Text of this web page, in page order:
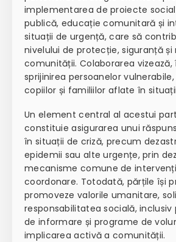
implementarea deproiecte
publică, educație comunitară și
situații de urgență, care să
nivelului de protecție, siguranță și
comunității. Colaborarea
sprijinirea persoanelor
copiilor și familiilor aflate în
Un element central al acestui
constituieasigurarea unui
în situații de criză, precum
epidemii sau alte urgențe, prin
mecanisme comune de
coordonare. Totodată, părțile își
promovezevalorile umanitare,
responsabilitatea socială, inclusiv
de informare și programe de
implicarea activă a comunității.